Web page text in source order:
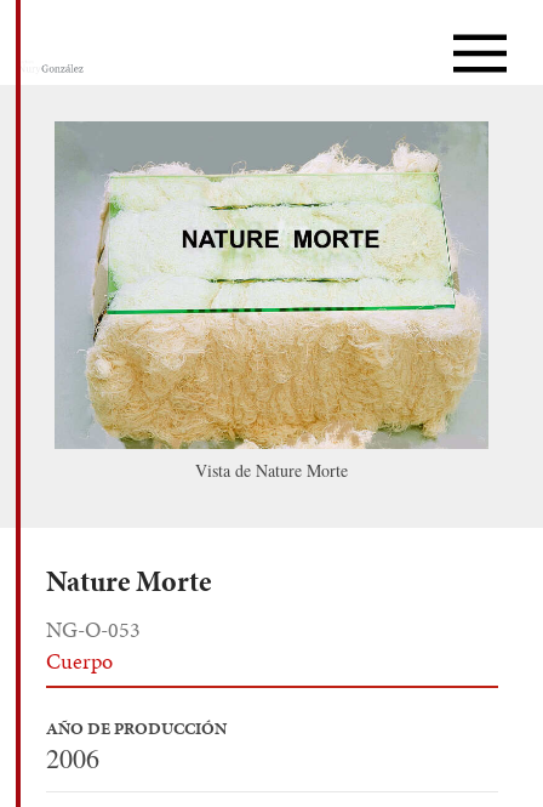
Vista de Nature Morte
Nature Morte
NG-O-053
Cuerpo
AÑO DE PRODUCCIÓN
2006